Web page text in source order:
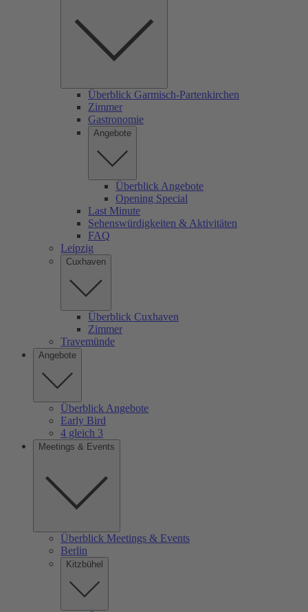
Überblick Garmisch-Partenkirchen
Zimmer
Gastronomie
Angebote
Überblick Angebote
Opening Special
Last Minute
Sehenswürdigkeiten & Aktivitäten
FAQ
Leipzig
Cuxhaven
Überblick Cuxhaven
Zimmer
Travemünde
Angebote
Überblick Angebote
Early Bird
4 gleich 3
Meetings & Events
Überblick Meetings & Events
Berlin
Kitzbühel